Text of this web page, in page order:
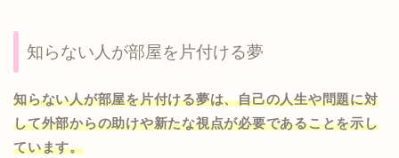
知らない人が部屋を片付ける夢
知らない人が部屋を片付ける夢は、自己の人生や問題に対
して外部からの助けや新たな視点が必要であることを示し
ています。